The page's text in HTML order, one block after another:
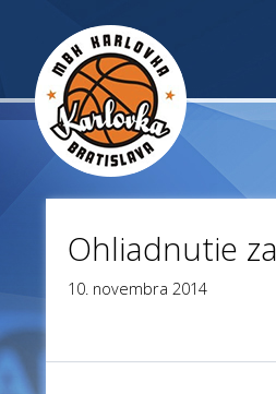
Ohliadnutie
10. novembra 2014